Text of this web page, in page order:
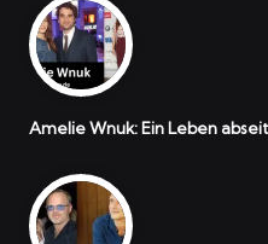
Amelie Wnuk: Ein Leben